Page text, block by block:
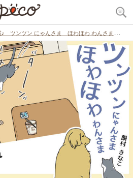
♪ ツンツン にゃんさま ほわほわ わんさま